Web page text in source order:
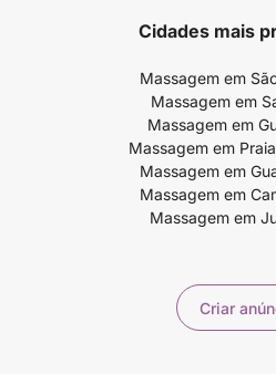
Cidades mais
Massagem em
Massagem em
Massagem em
Massagem em
Massagem em
Massagem em
Massagem em
Criar